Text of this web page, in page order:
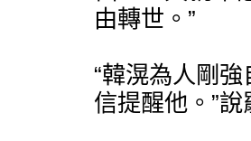
由轉世。”
“韓滉為人剛
信提醒他。”